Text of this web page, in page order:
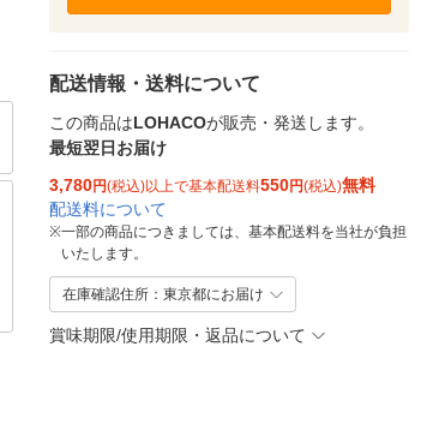
配送情報・送料について
この商品はLOHACOが販売・発送します。
最短翌日お届け
3,780円(税込)以上で基本配送料550円(税込)無料
配送料について
※一部の商品につきましては、基本配送料を当社が負担
いたします。
在庫確認住所：東京都にお届け
賞味期限/使用期限・返品について